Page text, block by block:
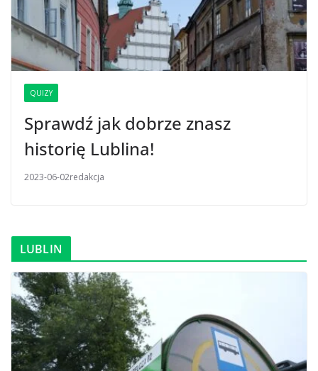
QUIZY
Sprawdź jak dobrze znasz
historię Lublina!
2023-06-02redakcja
LUBLIN